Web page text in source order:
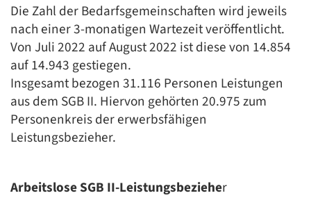
Die Zahl der Bedarfsgemeinschaften wird jeweils
nach einer 3-monatigen Wartezeit veröffentlicht.
Von Juli 2022 auf August 2022 ist diese von 14.854
auf 14.943 gestiegen.
Insgesamt bezogen 31.116 Personen Leistungen
aus dem SGB II. Hiervon gehörten 20.975 zum
Personenkreis der erwerbsfähigen
Leistungsbezieher.
Arbeitslose SGB II-Leistungsbezieher